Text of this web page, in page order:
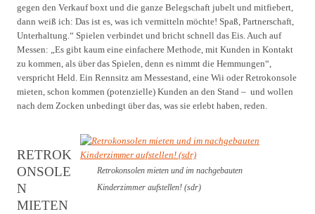
gegen den Verkauf boxt und die ganze Belegschaft jubelt und mitfiebert,
dann weiß ich: Das ist es, was ich vermitteln möchte! Spaß, Partnerschaft,
Unterhaltung.“ Spielen verbindet und bricht schnell das Eis. Auch auf
Messen: „Es gibt kaum eine einfachere Methode, mit Kunden in Kontakt
zu kommen, als über das Spielen, denn es nimmt die Hemmungen“,
verspricht Held. Ein Rennsitz am Messestand, eine Wii oder Retrokonsole
mieten, schon kommen (potenzielle) Kunden an den Stand – und wollen
nach dem Zocken unbedingt über das, was sie erlebt haben, reden.
Retrokonsolen mieten und im nachgebauten
Kinderzimmer aufstellen! (sdr)
RETROK
ONSOLE
N
MIETEN